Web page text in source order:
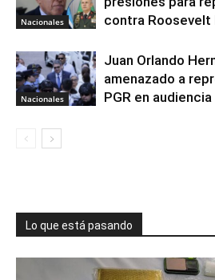
Nacionales
contra Roosevelt
Nacionales
Juan Orlando
amenazado a
PGR en
Lo que está pasando